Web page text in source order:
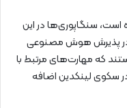
سنگاپوری‌ها در این
در پذیرش هوش مصنوعی
که مهارت‌های مرتبط با
سکوی لینکدین اضافه